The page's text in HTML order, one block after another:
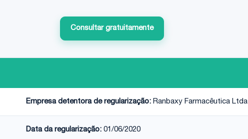
Consultar gratuitamente
Empresa detentora de regularização: Ranbaxy Farmacêutica Ltda
Data da regularização: 01/06/2020